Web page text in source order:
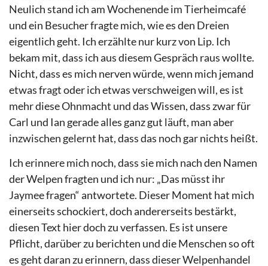
Neulich stand ich am Wochenende im Tierheimcafé
und ein Besucher fragte mich, wie es den Dreien
eigentlich geht. Ich erzählte nur kurz von Lip. Ich
bekam mit, dass ich aus diesem Gespräch raus wollte.
Nicht, dass es mich nerven würde, wenn mich jemand
etwas fragt oder ich etwas verschweigen will, es ist
mehr diese Ohnmacht und das Wissen, dass zwar für
Carl und Ian gerade alles ganz gut läuft, man aber
inzwischen gelernt hat, dass das noch gar nichts heißt.
Ich erinnere mich noch, dass sie mich nach den Namen
der Welpen fragten und ich nur: „Das müsst ihr
Jaymee fragen“ antwortete. Dieser Moment hat mich
einerseits schockiert, doch andererseits bestärkt,
diesen Text hier doch zu verfassen. Es ist unsere
Pflicht, darüber zu berichten und die Menschen so oft
es geht daran zu erinnern, dass dieser Welpenhandel